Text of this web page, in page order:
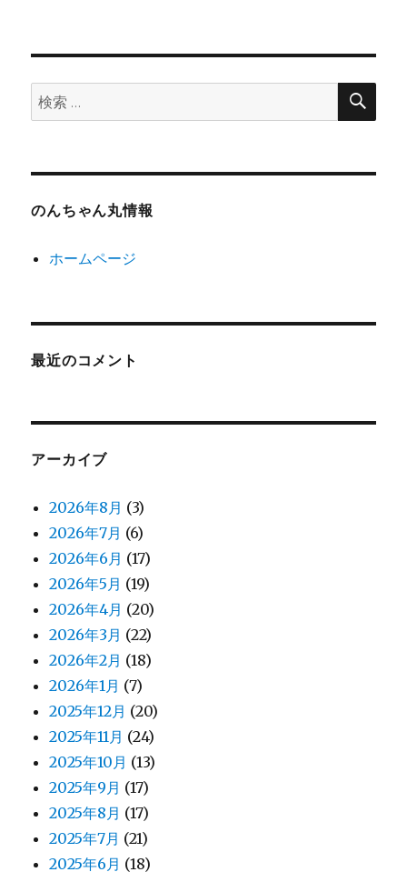
検
索:
検
のんちゃん丸情報
ホームページ
最近のコメント
アーカイブ
2026年8月 (3)
2026年7月 (6)
2026年6月 (17)
2026年5月 (19)
2026年4月 (20)
2026年3月 (22)
2026年2月 (18)
2026年1月 (7)
2025年12月 (20)
2025年11月 (24)
2025年10月 (13)
2025年9月 (17)
2025年8月 (17)
2025年7月 (21)
2025年6月 (18)